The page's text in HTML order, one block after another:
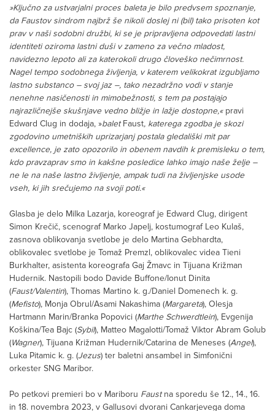
»Ključno za ustvarjalni proces baleta je bilo predvsem spoznanje,
da Faustov sindrom najbrž še nikoli doslej ni (bil) tako prisoten kot
prav v naši sodobni družbi, ki se je pripravljena odpovedati lastni
identiteti oziroma lastni duši v zameno za večno mladost,
navidezno lepoto ali za katerokoli drugo človeško nečimrnost.
Nagel tempo sodobnega življenja, v katerem velikokrat izgubljamo
lastno substanco – svoj jaz –, tako nezadržno vodi v stanje
nenehne nasičenosti in mimobežnosti, s tem pa postajajo
najrazličnejše skušnjave vedno bližje in lažje dostopne,« pravi
Edward Clug in dodaja, »baletFaust, katerega zgodba je skozi
zgodovino umetniških uprizarjanj postala gledališki mit par
excellence, je zato opozorilo in obenem navdih k premisleku o tem,
kdo pravzaprav smo in kakšne posledice lahko imajo naše želje –
ne le na naše lastno življenje, ampak tudi na življenjske usode
vseh, ki jih srečujemo na svoji poti.«
Glasba je delo Milka Lazarja, koreograf je Edward Clug, dirigent
Simon Krečič, scenograf Marko Japelj, kostumograf Leo Kulaš,
zasnova oblikovanja svetlobe je delo Martina Gebhardta,
oblikovalec svetlobe je Tomaž Premzl, oblikovalec videa Tieni
Burkhalter, asistenta koreografa Gaj Žmavc in Tijuana Križman
Hudernik. Nastopili bodo Davide Buffone/Ionut Dinita
(Faust/Valentin), Thomas Martino k. g./Daniel Domenech k. g.
(Mefisto), Monja Obrul/Asami Nakashima (Margareta), Olesja
Hartmann Marin/Branka Popovici (Marthe Schwerdtlein), Evgenija
Koškina/Tea Bajc (Sybil), Matteo Magalotti/Tomaž Viktor Abram Golub
(Wagner), Tijuana Križman Hudernik/Catarina de Meneses (Angel),
Luka Pitamic k. g. (Jezus) ter baletni ansambel in Simfonični
orkester SNG Maribor.
Po petkovi premieri bo v Mariboru Faustna sporedu še 12., 14., 16.
in 18. novembra 2023, v Gallusovi dvorani Cankarjevega doma